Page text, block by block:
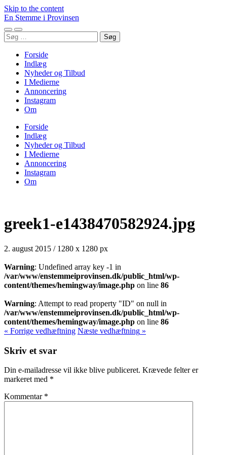
Skip to the content
En Stemme i Provinsen
Toggle
mobile
Toggle
search
Søg
efter:
Forside
Indlæg
Nyheder og Tilbud
I Medierne
Annoncering
Instagram
Om
Forside
Indlæg
Nyheder og Tilbud
I Medierne
Annoncering
Instagram
Om
greek1-e1438470582924.jpg
2. august 2015 / 1280 x 1280 px
Warning: Undefined array key -1 in
/var/www/enstemmeiprovinsen.dk/public_html/wp-
content/themes/hemingway/image.php on line 86
Warning: Attempt to read property "ID" on null in
/var/www/enstemmeiprovinsen.dk/public_html/wp-
content/themes/hemingway/image.php on line 86
« Forrige vedhæftning Næste vedhæftning »
Skriv et svar
Din e-mailadresse vil ikke blive publiceret. Krævede felter er
markeret med *
Kommentar *